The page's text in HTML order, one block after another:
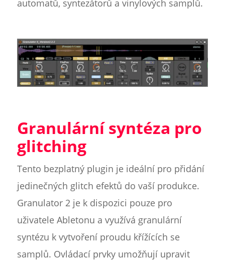
automatů, syntezátorů a vinylových samplů.
Granulární syntéza pro
glitching
Tento bezplatný plugin je ideální pro přidání
jedinečných glitch efektů do vaší produkce.
Granulator 2 je k dispozici pouze pro
uživatele Abletonu a využívá granulární
syntézu k vytvoření proudu křížících se
samplů. Ovládací prvky umožňují upravit